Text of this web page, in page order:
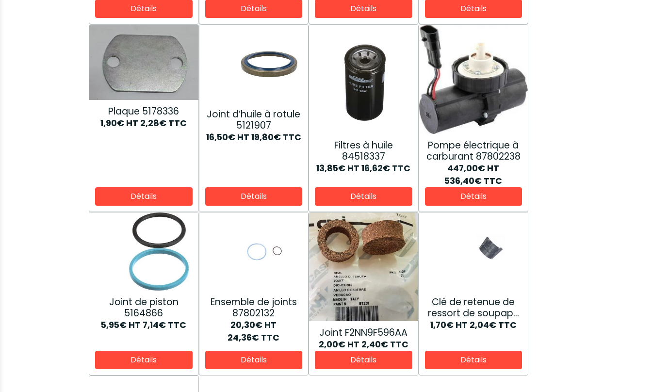
Détails Détails Détails Détails
Plaque 5178336
1,90€ HT 2,28€ TTC
Détails
Joint d’huile à rotule
5121907
16,50€ HT 19,80€ TTC
Détails
Filtres à huile
84518337
13,85€ HT 16,62€ TTC
Détails
Pompe électrique à
carburant 87802238
447,00€ HT
536,40€ TTC
Détails
Joint de piston
5164866
5,95€ HT 7,14€ TTC
Détails
Ensemble de joints
87802132
20,30€ HT
24,36€ TTC
Détails
Joint F2NN9F596AA
2,00€ HT 2,40€ TTC
Détails
Clé de retenue de
ressort de soupape
81876796
1,70€ HT 2,04€ TTC
Détails